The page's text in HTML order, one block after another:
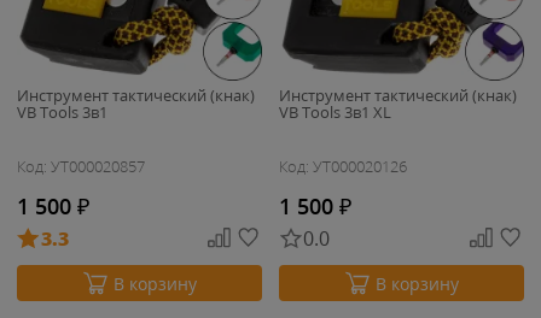
Инструмент тактический (кнак)
VB Tools 3в1
Код: УТ000020857
1 500 ₽
3.3
В корзину
Инструмент тактический (кнак)
VB Tools 3в1 XL
Код: УТ000020126
1 500 ₽
0.0
В корзину